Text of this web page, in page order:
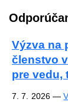
Výzva na
členstvo
pre vedu,
7. 7. 2026 —